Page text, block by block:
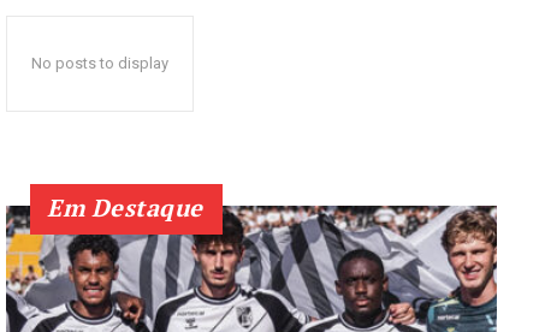
No posts to display
Em Destaque